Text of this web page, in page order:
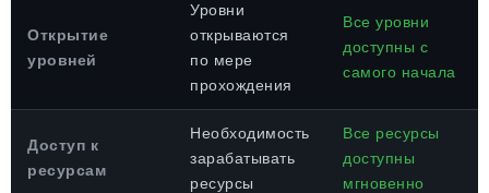
Открытие
уровней
Уровни
открываются
по мере
прохождения
Все уровни
доступны с
самого начала
Доступ к
ресурсам
Необходимость
зарабатывать
ресурсы
Все ресурсы
доступны
мгновенно